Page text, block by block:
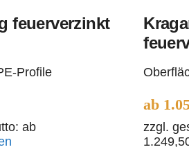
feuerverzinkt
Profile
ab
ab
zzgl.